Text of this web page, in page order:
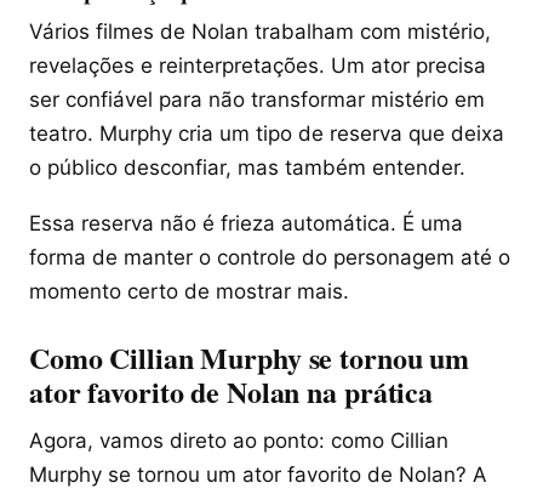
Vários filmes de Nolan trabalham com mistério,
revelações e reinterpretações. Um ator precisa
ser confiável para não transformar mistério em
teatro. Murphy cria um tipo de reserva que deixa
o público desconfiar, mas também entender.
Essa reserva não é frieza automática. É uma
forma de manter o controle do personagem até o
momento certo de mostrar mais.
Como Cillian Murphy se tornou um
ator favorito de Nolan na prática
Agora, vamos direto ao ponto: como Cillian
Murphy se tornou um ator favorito de Nolan? A